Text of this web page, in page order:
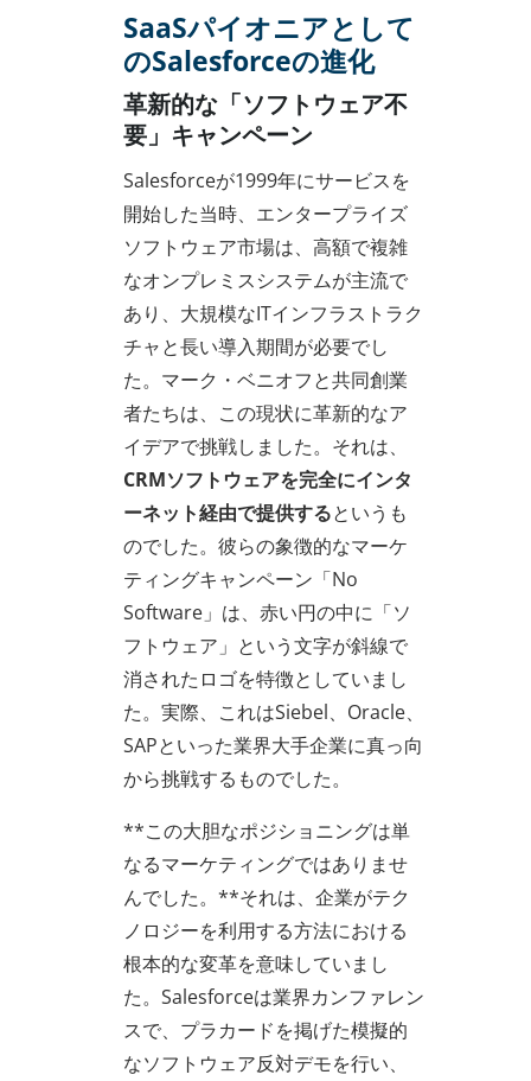
SaaSパイオニアとして
のSalesforceの進化
革新的な「ソフトウェア不
要」キャンペーン
Salesforceが1999年にサービスを
開始した当時、エンタープライズ
ソフトウェア市場は、高額で複雑
なオンプレミスシステムが主流で
あり、大規模なITインフラストラク
チャと長い導入期間が必要でし
た。マーク・ベニオフと共同創業
者たちは、この現状に革新的なア
イデアで挑戦しました。それは、
CRMソフトウェアを完全にインタ
ーネット経由で提供するというも
のでした。彼らの象徴的なマーケ
ティングキャンペーン「No
Software」は、赤い円の中に「ソ
フトウェア」という文字が斜線で
消されたロゴを特徴としていまし
た。実際、これはSiebel、Oracle、
SAPといった業界大手企業に真っ向
から挑戦するものでした。
**この大胆なポジショニングは単
なるマーケティングではありませ
んでした。**それは、企業がテク
ノロジーを利用する方法における
根本的な変革を意味していまし
た。Salesforceは業界カンファレン
スで、プラカードを掲げた模擬的
なソフトウェア反対デモを行い、